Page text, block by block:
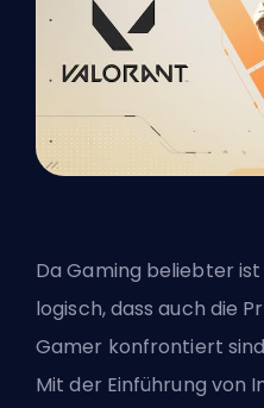
Da Gaming beliebter ist
logisch, dass auch die
Gamer konfrontiert
Mit der Einführung von